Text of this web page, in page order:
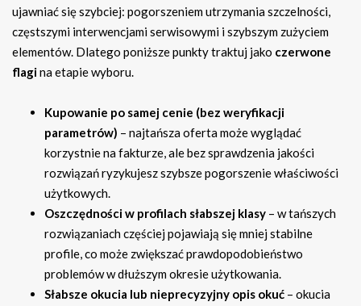
ujawniać się szybciej: pogorszeniem utrzymania szczelności,
częstszymi interwencjami serwisowymi i szybszym zużyciem
elementów. Dlatego poniższe punkty traktuj jako czerwone
flagina etapie wyboru.
Kupowanie po samej cenie (bez weryfikacji
parametrów) – najtańsza oferta może wyglądać
korzystnie na fakturze, ale bez sprawdzenia jakości
rozwiązań ryzykujesz szybsze pogorszenie właściwości
użytkowych.
Oszczędności w profilach słabszej klasy – w tańszych
rozwiązaniach częściej pojawiają się mniej stabilne
profile, co może zwiększać prawdopodobieństwo
problemów w dłuższym okresie użytkowania.
Słabsze okucia lub nieprecyzyjny opis okuć – okucia